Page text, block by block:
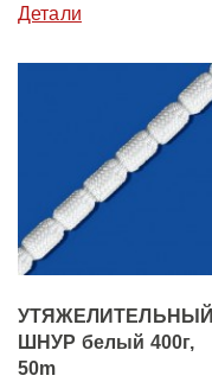
Детали
УТЯЖЕЛИТЕЛЬНЫЙ
ШНУР белый 400г,
50m